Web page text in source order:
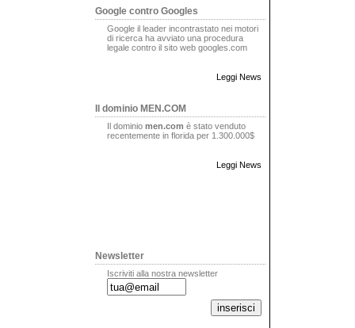
Google contro Googles
Google il leader incontrastato nei motori
di ricerca ha avviato una procedura
legale contro il sito web googles.com
Leggi News
Il dominio MEN.COM
Il dominio men.com è stato venduto
recentemente in florida per 1.300.000$
Leggi News
Newsletter
Iscriviti alla nostra newsletter